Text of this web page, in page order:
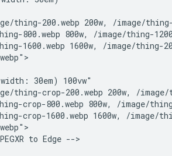
thing-200.webp 200w, /image/
800.webp 800w, /image/thing-
1600.webp 1600w, /image/thing-
30em) 100vw"
thing-crop-200.webp 200w, /
crop-800.webp 800w, /image/
crop-1600.webp 1600w, /image/
to Edge -->